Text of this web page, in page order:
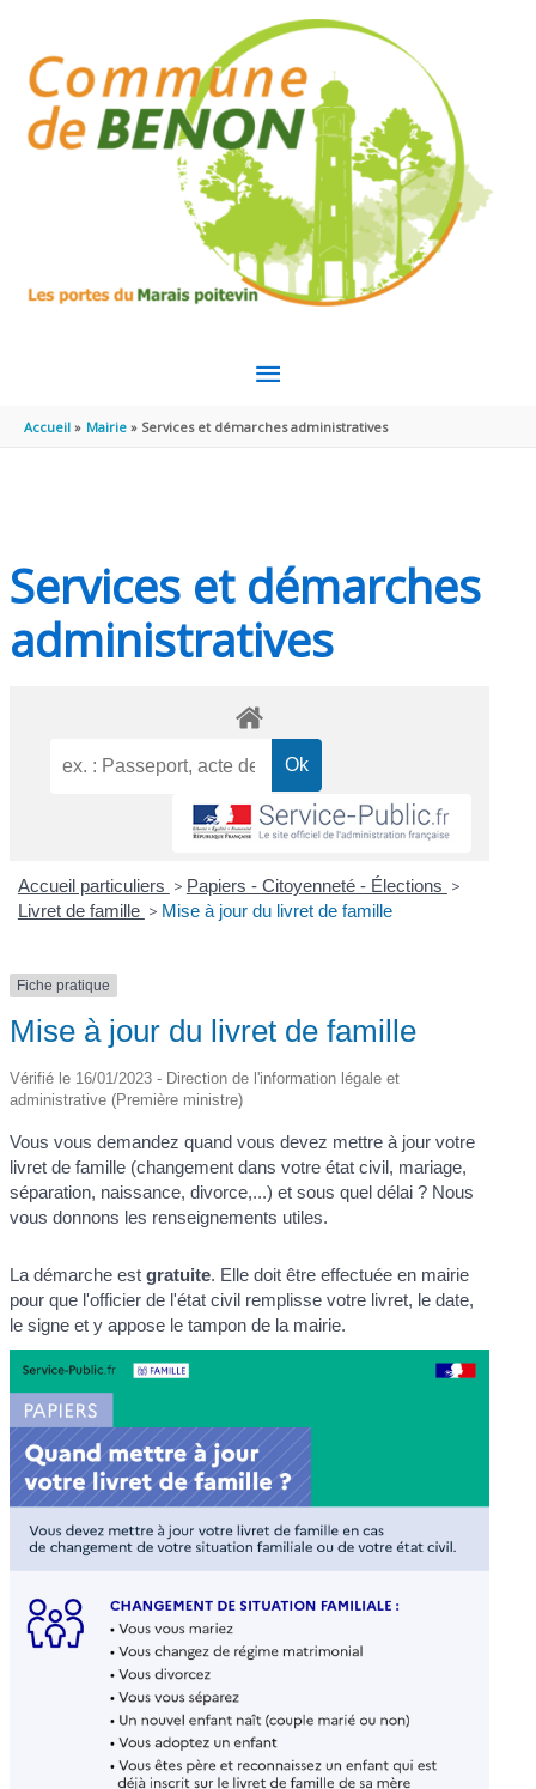
MENU
PRINCIPAL
Accueil Mairie Services et démarches administratives
Services et démarches
administratives
Accueil particuliers > Papiers - Citoyenneté - Élections >
Livret de famille > Mise à jour du livret de famille
Fiche pratique
Mise à jour du livret de famille
Vérifié le 16/01/2023 - Direction de l'information légale et
administrative (Première ministre)
Vous vous demandez quand vous devez mettre à jour votre
livret de famille (changement dans votre état civil, mariage,
séparation, naissance, divorce,...) et sous quel délai ? Nous
vous donnons les renseignements utiles.
La démarche estgratuite. Elle doit être effectuée en mairie
pour que l'officier de l'état civil remplisse votre livret, le date,
le signe et y appose le tampon de la mairie.